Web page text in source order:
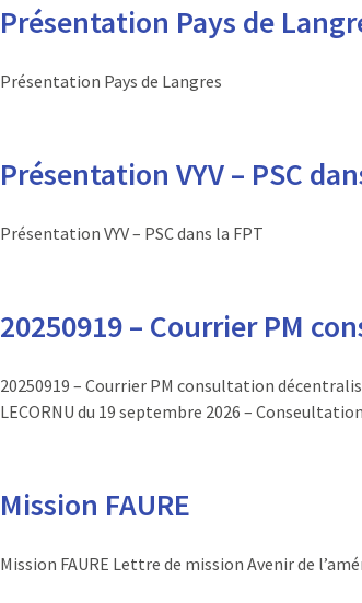
Présentation Pays de
Présentation Pays de Langres
Présentation VYV – PSC
Présentation VYV – PSC dans la FPT
20250919 – Courrier PM
20250919 – Courrier PM consultation
LECORNU du 19 septembre 2026 –
Mission FAURE
Mission FAURE Lettre de mission Avenir de